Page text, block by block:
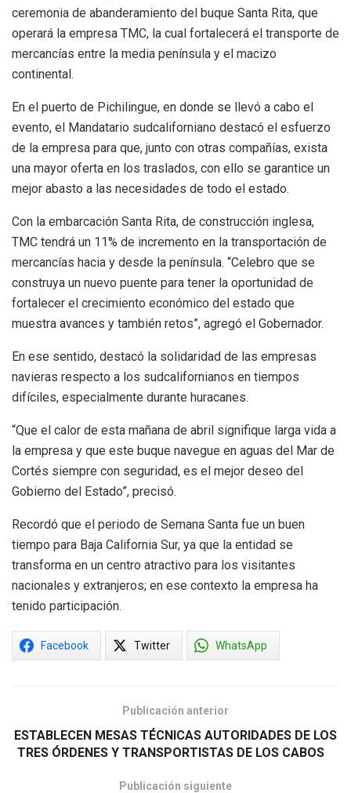
ceremonia de abanderamiento del buque Santa Rita, que
operará la empresa TMC, la cual fortalecerá el transporte de
mercancías entre la media península y el macizo
continental.
En el puerto de Pichilingue, en donde se llevó a cabo el
evento, el Mandatario sudcaliforniano destacó el esfuerzo
de la empresa para que, junto con otras compañías, exista
una mayor oferta en los traslados, con ello se garantice un
mejor abasto a las necesidades de todo el estado.
Con la embarcación Santa Rita, de construcción inglesa,
TMC tendrá un 11% de incremento en la transportación de
mercancías hacia y desde la península. “Celebro que se
construya un nuevo puente para tener la oportunidad de
fortalecer el crecimiento económico del estado que
muestra avances y también retos”, agregó el Gobernador.
En ese sentido, destacó la solidaridad de las empresas
navieras respecto a los sudcalifornianos en tiempos
difíciles, especialmente durante huracanes.
“Que el calor de esta mañana de abril signifique larga vida a
la empresa y que este buque navegue en aguas del Mar de
Cortés siempre con seguridad, es el mejor deseo del
Gobierno del Estado”, precisó.
Recordó que el periodo de Semana Santa fue un buen
tiempo para Baja California Sur, ya que la entidad se
transforma en un centro atractivo para los visitantes
nacionales y extranjeros; en ese contexto la empresa ha
tenido participación.
Facebook Twitter WhatsApp
Publicación anterior
ESTABLECEN MESAS TÉCNICAS AUTORIDADES DE LOS
TRES ÓRDENES Y TRANSPORTISTAS DE LOS CABOS
Publicación siguiente